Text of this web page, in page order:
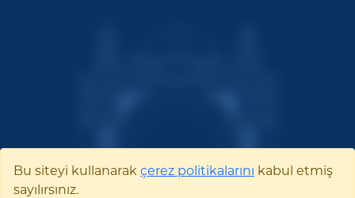
Bu siteyi kullanarak çerez politikalarını kabul etmiş
sayılırsınız.